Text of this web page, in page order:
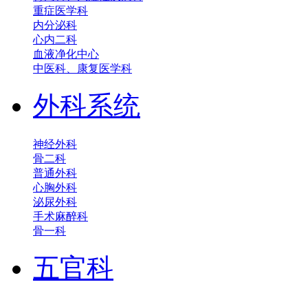
重症医学科
内分泌科
心内二科
血液净化中心
中医科、康复医学科
外科系统
神经外科
骨二科
普通外科
心胸外科
泌尿外科
手术麻醉科
骨一科
五官科